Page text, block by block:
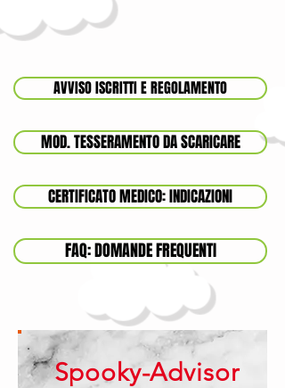
AVVISO ISCRITTI E REGOLAMENTO
MOD. TESSERAMENTO DA SCARICARE
CERTIFICATO MEDICO: INDICAZIONI
FAQ: DOMANDE FREQUENTI
Spooky-Advisor
D